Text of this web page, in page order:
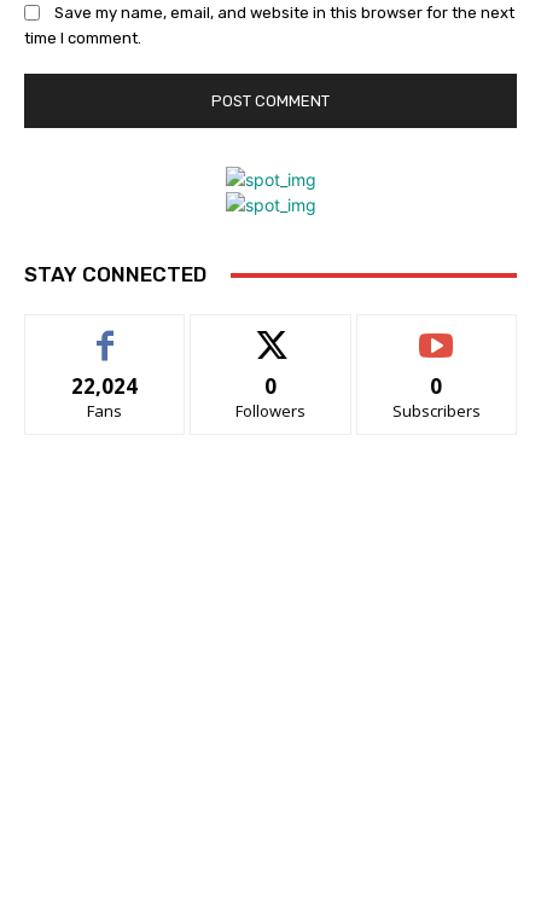
Save my name, email, and website in this browser for the next
time I comment.
STAY CONNECTED
22,024
Fans
0
Followers
0
Subscribers